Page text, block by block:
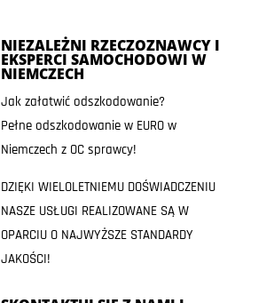
NIEZALEŻNI RZECZOZNAWCY I
EKSPERCI SAMOCHODOWI W
NIEMCZECH
Jak załatwić odszkodowanie?
Pełne odszkodowanie w EURO w
Niemczech z OC sprawcy!
DZIĘKI WIELOLETNIEMU DOŚWIADCZENIU
NASZE USŁUGI REALIZOWANE SĄ W
OPARCIU O NAJWYŻSZE STANDARDY
JAKOŚCI!